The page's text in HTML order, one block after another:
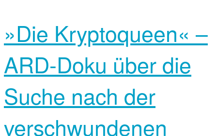
»Die Kryptoqueen« –
ARD-Doku über die
Suche nach der
verschwundenen